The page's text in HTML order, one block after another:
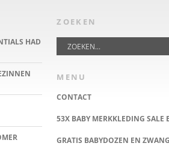
HAD
ZOEKEN
MENU
CONTACT
53X BABY MERKKLEDING SALE
GRATIS BABYDOZEN EN